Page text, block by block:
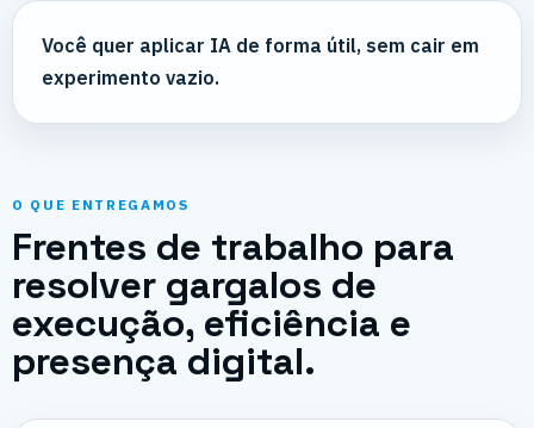
Você quer aplicar IA de forma útil, sem cair em
experimento vazio.
O QUE ENTREGAMOS
Frentes de trabalho para
resolver gargalos de
execução, eficiência e
presença digital.